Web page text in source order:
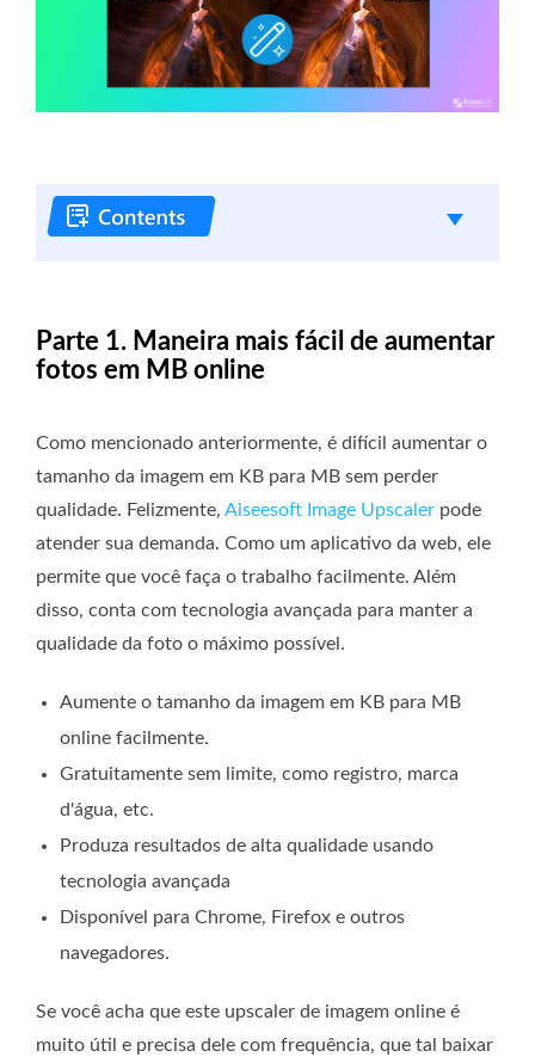
Parte 1. Maneira mais fácil de aumentar
fotos em MB online
Como mencionado anteriormente, é difícil aumentar o
tamanho da imagem em KB para MB sem perder
qualidade. Felizmente, Aiseesoft Image Upscaler pode
atender sua demanda. Como um aplicativo da web, ele
permite que você faça o trabalho facilmente. Além
disso, conta com tecnologia avançada para manter a
qualidade da foto o máximo possível.
Aumente o tamanho da imagem em KB para MB
online facilmente.
Gratuitamente sem limite, como registro, marca
d'água, etc.
Produza resultados de alta qualidade usando
tecnologia avançada
Disponível para Chrome, Firefox e outros
navegadores.
Se você acha que este upscaler de imagem online é
muito útil e precisa dele com frequência, que tal baixar